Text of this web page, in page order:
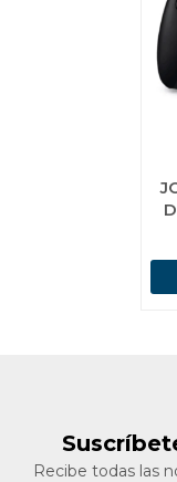
Recibe todas las